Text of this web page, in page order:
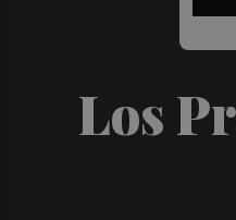
Los